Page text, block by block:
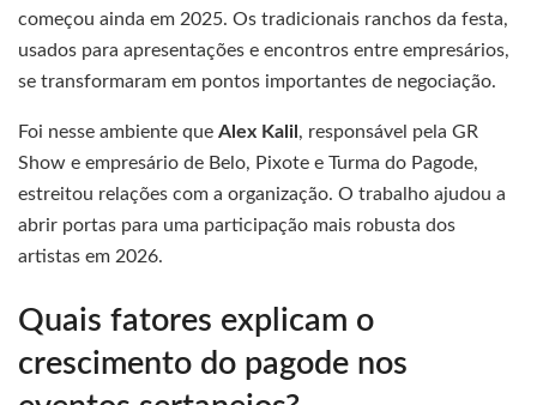
começou ainda em 2025. Os tradicionais ranchos da festa,
usados para apresentações e encontros entre empresários,
se transformaram em pontos importantes de negociação.
Foi nesse ambiente que Alex Kalil , responsável pela GR
Show e empresário de Belo, Pixote e Turma do Pagode,
estreitou relações com a organização. O trabalho ajudou a
abrir portas para uma participação mais robusta dos
artistas em 2026.
Quais fatores explicam o
crescimento do pagode nos